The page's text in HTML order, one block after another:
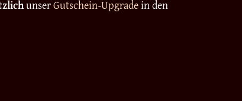
unserGutschein-Upgrade in den